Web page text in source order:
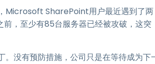
Microsoft SharePoint用户最近遇到了两
，至少有85台服务器已经被攻破，这突
没有预防措施，公司只是在等待成为下